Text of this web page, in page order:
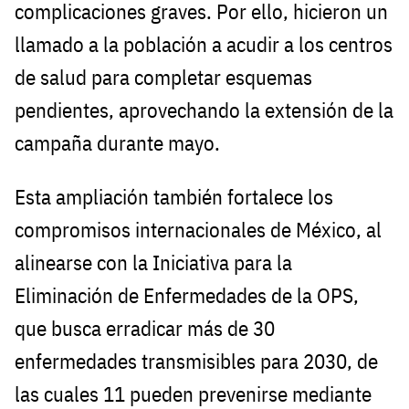
complicaciones graves. Por ello, hicieron un
llamado a la población a acudir a los centros
de salud para completar esquemas
pendientes, aprovechando la extensión de la
campaña durante mayo.
Esta ampliación también fortalece los
compromisos internacionales de México, al
alinearse con la Iniciativa para la
Eliminación de Enfermedades de la OPS,
que busca erradicar más de 30
enfermedades transmisibles para 2030, de
las cuales 11 pueden prevenirse mediante